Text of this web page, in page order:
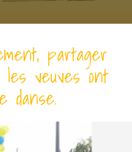
partager
veuves ont
danse.